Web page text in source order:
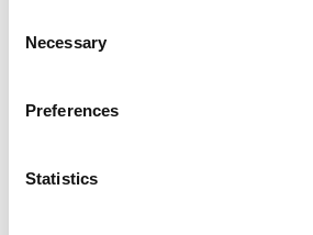
Selection
Necessary
Preferences
Statistics